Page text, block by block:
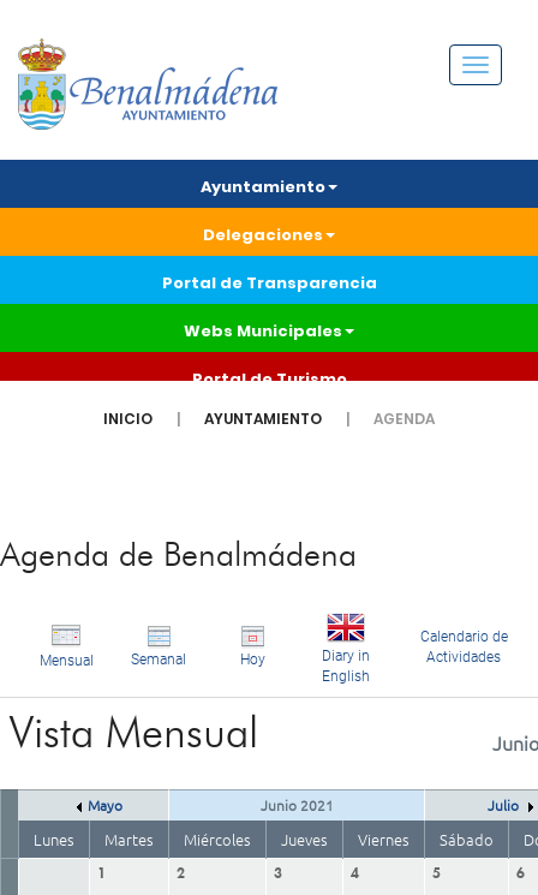
Menú
Ayuntamiento
Delegaciones
Portal de Transparencia
Webs Municipales
Portal de Turismo
INICIO AYUNTAMIENTO AGENDA
Agenda de Benalmádena
Mensual Semanal Hoy
Diary in
English
Calendario de
Actividades
Vista Mensual
Mayo Junio 2021 Julio
Lunes Martes Miércoles Jueves Viernes Sábado
1 2 3 4 5 6